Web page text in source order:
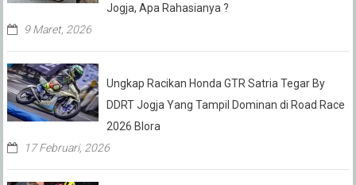
Jogja, Apa Rahasianya ?
9 Maret, 2026
Ungkap Racikan Honda GTR Satria Tegar By
DDRT Jogja Yang Tampil Dominan di Road Race
2026 Blora
17 Februari, 2026